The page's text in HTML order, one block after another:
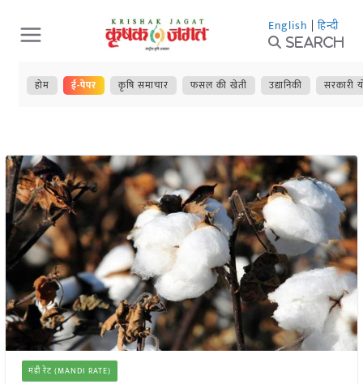
Skip
to
content
English | हिन्दी
Search
होम ई-पेपर कृषि समाचार फसल की खेती उद्यानिकी सरकारी
मंडी रेट (MANDI RATE)